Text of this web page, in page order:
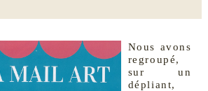
Nous avons
regroupé,
sur un
dépliant,